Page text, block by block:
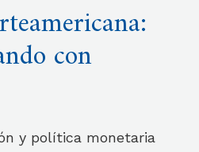
con
y política monetaria